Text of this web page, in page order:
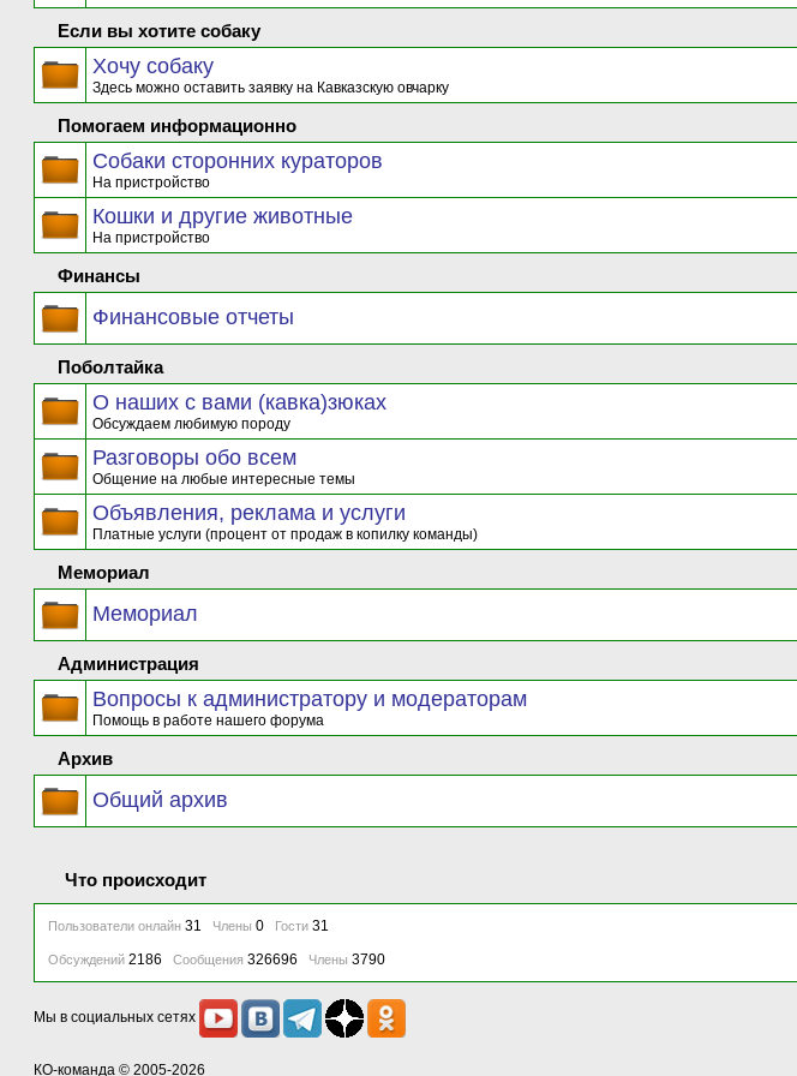
Если вы хотите собаку
Хочу собаку
Здесь можно оставить заявку на Кавказскую овчарку
Помогаем информационно
Собаки сторонних кураторов
На пристройство
Кошки и другие животные
На пристройство
Финансы
Финансовые отчеты
Поболтайка
О наших с вами (кавка)зюках
Обсуждаем любимую породу
Разговоры обо всем
Общение на любые интересные темы
Объявления, реклама и услуги
Платные услуги (процент от продаж в копилку команды)
Мемориал
Мемориал
Администрация
Вопросы к администратору и модераторам
Помощь в работе нашего форума
Архив
Общий архив
Что происходит
Пользователи онлайн 31 Члены 0 Гости 31
Обсуждений 2186 Сообщения 326696 Члены 3790
Мы в социальных сетях
КО-команда © 2005-2026